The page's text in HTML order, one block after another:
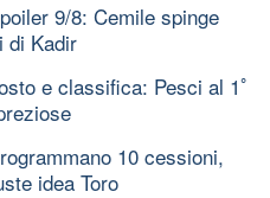
9/8: Cemile spinge
di Kadir
e classifica: Pesci al 1ﾟ
10 cessioni,
idea Toro